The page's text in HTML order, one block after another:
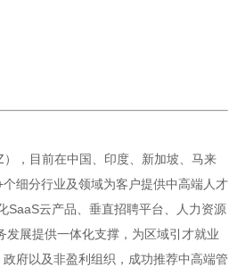
，目前在中国、印度、新加坡、马来
细分行业及领域为客户提供中高端人才
SaaS云产品、垂直招聘平台、人力资源
发展提供一体化支撑，为区域引才就业
府以及非盈利组织，成功推荐中高端管